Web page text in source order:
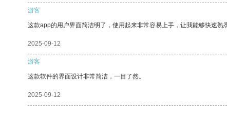
游客
这款app的用户界面简洁明了，使用起来非常容易上手，让我能够快速熟
2025-09-12
游客
这款软件的界面设计非常简洁，一目了然。
2025-09-12